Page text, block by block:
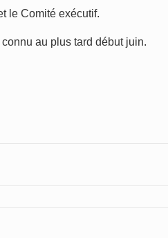
le Comité exécutif.
au plus tard début juin.